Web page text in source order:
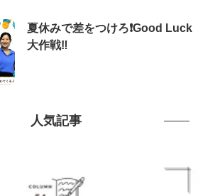
夏休みで差をつけろ❗️Good Luck
大作戦‼️
人気記事